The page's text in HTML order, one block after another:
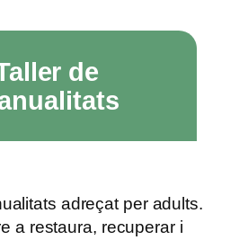
de
adreçat per adults.
a restaura, recuperar i